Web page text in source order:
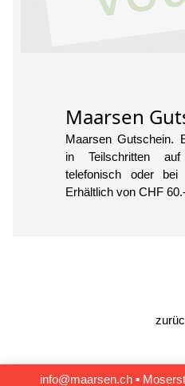
Maarsen
Maarsen Gutschein.
in Teilschritten auf
telefonisch oder
Erhältlich von CHF
info@maarsen.ch ▪